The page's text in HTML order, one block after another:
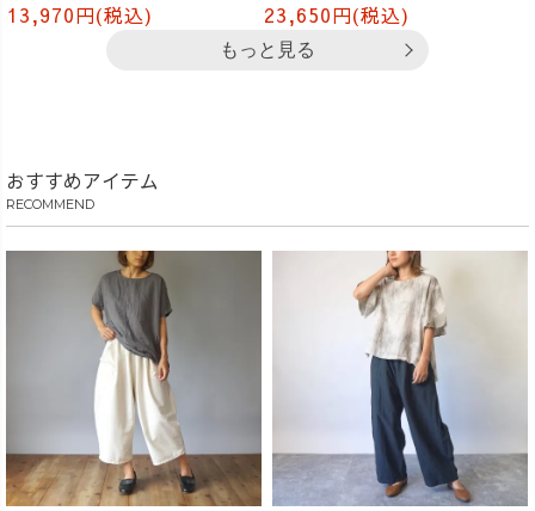
13,970円(税込)
23,650円(税込)
もっと見る
おすすめアイテム
RECOMMEND